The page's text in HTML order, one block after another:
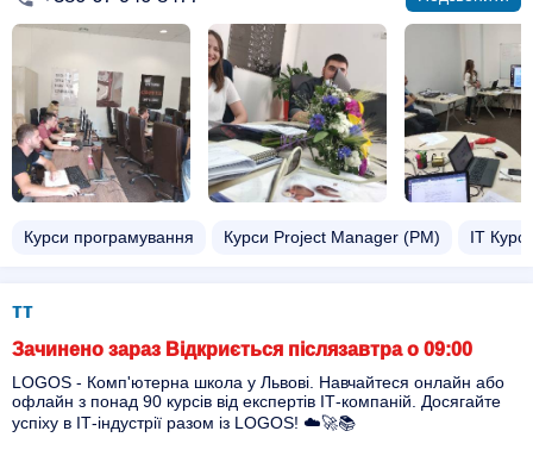
Курси програмування Курси Project Manager (PM) ІТ
тт
Зачинено зараз Відкриється післязавтра о 09:00
LOGOS - Комп'ютерна школа у Львові. Навчайтеся онлайн або
офлайн з понад 90 курсів від експертів ІТ-компаній. Досягайте
успіху в ІТ-індустрії разом із LOGOS! ☁️🚀📚